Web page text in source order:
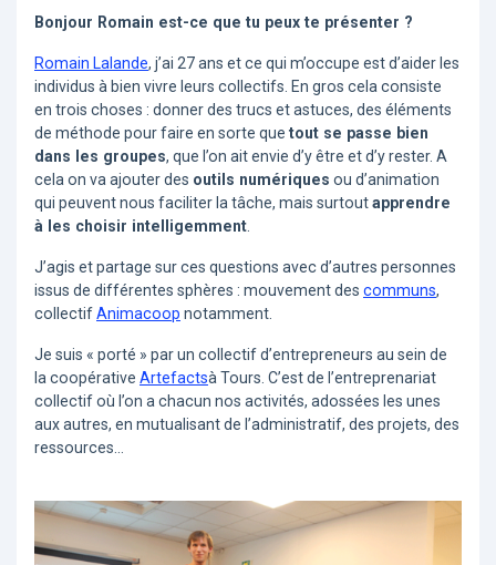
Bonjour Romain est-ce que tu peux te présenter ?
Romain Lalande, j’ai 27 ans et ce qui m’occupe est d’aider les
individus à bien vivre leurs collectifs. En gros cela consiste
en trois choses : donner des trucs et astuces, des éléments
de méthode pour faire en sorte que tout se passe bien
dans les groupes, que l’on ait envie d’y être et d’y rester. A
cela on va ajouter des outils numériques ou d’animation
qui peuvent nous faciliter la tâche, mais surtoutapprendre
à les choisir intelligemment.
J’agis et partage sur ces questions avec d’autres personnes
issus de différentes sphères : mouvement des communs,
collectifAnimacoop notamment.
Je suis « porté » par un collectif d’entrepreneurs au sein de
la coopérative Artefactsà Tours. C’est de l’entreprenariat
collectif où l’on a chacun nos activités, adossées les unes
aux autres, en mutualisant de l’administratif, des projets, des
ressources…